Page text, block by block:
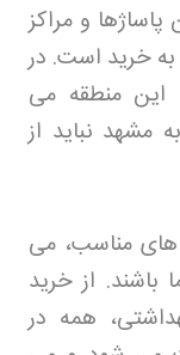
پاساژها و مراکز
به خرید است. در
این منطقه می
مشهد نباید از
های مناسب، می
باشند. از خرید
همه در